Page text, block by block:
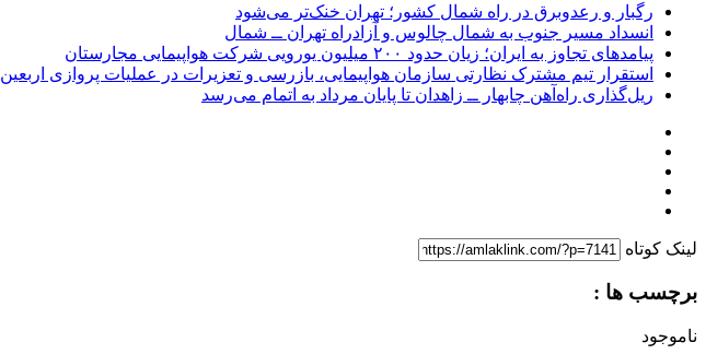
رگبار و رعدوبرق در راه شمال کشور؛ تهران خنک‌تر می‌شود
انسداد مسیر جنوب به شمال چالوس و آزادراه تهران ــ شمال
پیامدهای تجاوز به ایران؛ زیان حدود ۲۰۰ میلیون یورویی شرکت هواپیمایی مجارستان
استقرار تیم مشترک نظارتی سازمان هواپیمایی، بازرسی و تعزیرات در عملیات پروازی اربعین
ریل‌گذاری راه‌آهن چابهار ــ زاهدان تا پایان مرداد به اتمام می‌رسد
لینک کوتاه
برچسب ها :
ناموجود